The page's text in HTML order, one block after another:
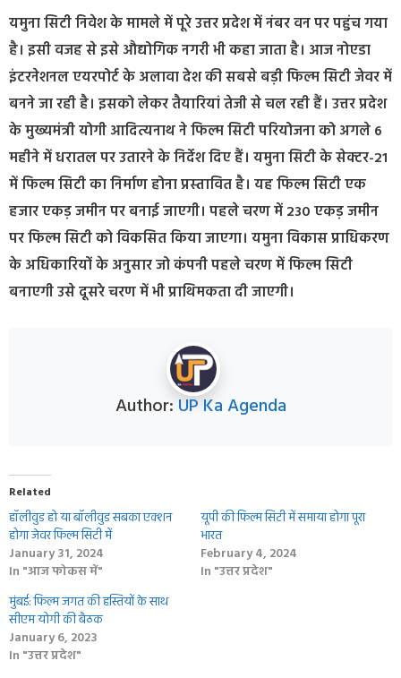
यमुना सिटी निवेश के मामले में पूरे उत्तर प्रदेश में नंबर वन पर पहुंच गया
है। इसी वजह से इसे औद्योगिक नगरी भी कहा जाता है। आज नोएडा
इंटरनेशनल एयरपोर्ट के अलावा देश की सबसे बड़ी फिल्म सिटी जेवर में
बनने जा रही है। इसको लेकर तैयारियां तेजी से चल रही हैं। उत्तर प्रदेश
के मुख्यमंत्री योगी आदित्यनाथ ने फिल्म सिटी परियोजना को अगले 6
महीने में धरातल पर उतारने के निर्देश दिए हैं। यमुना सिटी के सेक्टर-21
में फिल्म सिटी का निर्माण होना प्रस्तावित है। यह फिल्म सिटी एक
हजार एकड़ जमीन पर बनाई जाएगी। पहले चरण में 230 एकड़ जमीन
पर फिल्म सिटी को विकसित किया जाएगा। यमुना विकास प्राधिकरण
के अधिकारियों के अनुसार जो कंपनी पहले चरण में फिल्म सिटी
बनाएगी उसे दूसरे चरण में भी प्राथिमकता दी जाएगी।
Author: UP Ka Agenda
Related
हॉलीवुड हो या बॉलीवुड सबका एक्‍शन
होगा जेवर फिल्म सिटी में
January 31, 2024
In "आज फोकस में"
यूपी की फिल्म सिटी में समाया होगा पूरा
भारत
February 4, 2024
In "उत्तर प्रदेश"
मुंबई: फिल्म जगत की हस्तियों के साथ
सीएम योगी की बैठक
January 6, 2023
In "उत्तर प्रदेश"